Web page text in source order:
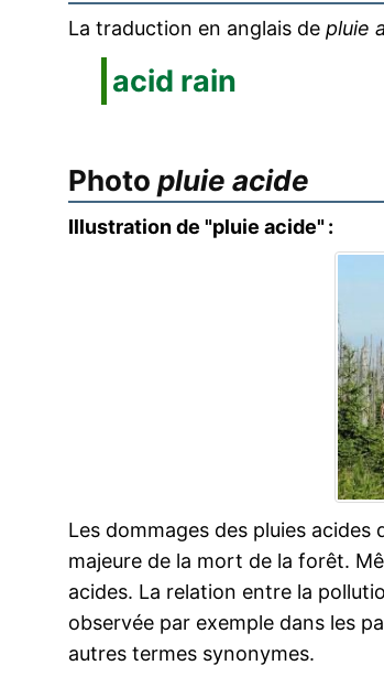
La traduction en anglais de pluie
acid rain
Photo pluie acide
Illustration de "pluie acide" :
Les dommages des pluies
majeure de la mort de la forêt.
acides. La relation entre la
observée par exemple dans les
autres termes synonymes.